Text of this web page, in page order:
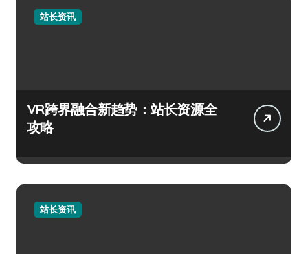
站长资讯
VR跨界融合新趋势：站长资源全
攻略
站长资讯